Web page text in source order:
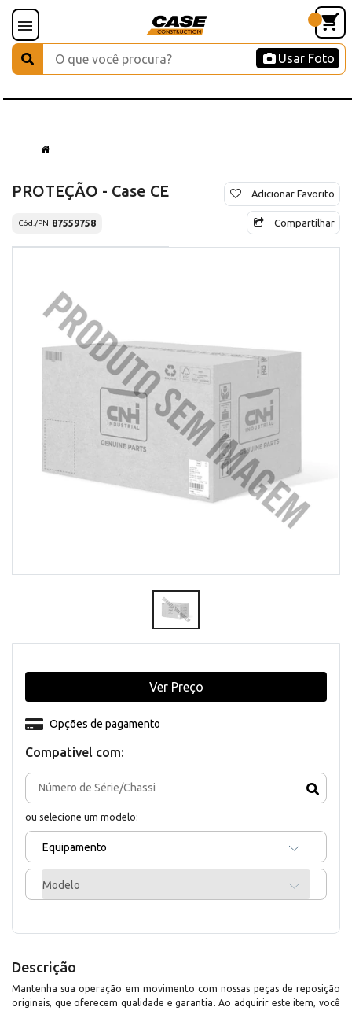
Usar Foto
PROTEÇÃO - Case CE
Cód./PN 87559758
Adicionar Favorito
Compartilhar
Compativel com:
ou selecione um modelo:
Equipamento
Modelo
Opções de pagamento
Ver Preço
Descrição
Mantenha sua operação em movimento com nossas peças de reposição
originais, que oferecem qualidade e garantia. Ao adquirir este item, você